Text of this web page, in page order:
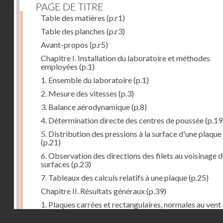
PAGE DE TITRE
Table des matières (p.r1)
Table des planches (p.r3)
Avant-propos (p.r5)
Chapitre I. Installation du laboratoire et méthodes
employées (p.1)
1. Ensemble du laboratoire(p.1)
2. Mesure des vitesses (p.3)
3. Balance aérodynamique(p.8)
4. Détermination directe des centres de poussée
5. Distribution des pressions à la surface d'une plaque
(p.21)
6. Observation des directions des filets au voisinage
surfaces (p.23)
7. Tableaux des calculs relatifs à une plaque(p.25)
Chapitre II. Résultats généraux(p.39)
1. Plaques carrées et rectangulaires, normales au vent